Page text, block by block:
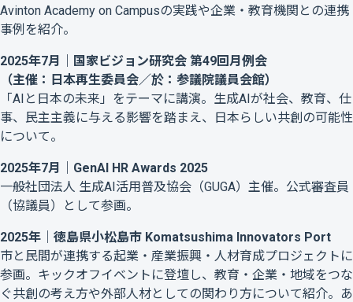
Avinton Academy on Campusの実践や企業・教育機関との連携
事例を紹介。
2025年7月｜国家ビジョン研究会 第49回月例会
（主催：日本再生委員会／於：参議院議員会館）
「AIと日本の未来」をテーマに講演。生成AIが社会、教育、仕
事、民主主義に与える影響を踏まえ、日本らしい共創の可能性
について。
2025年7月｜GenAI HR Awards 2025
一般社団法人 生成AI活用普及協会（GUGA）主催。公式審査員
（協議員）として参画。
2025年｜徳島県小松島市 Komatsushima Innovators Port
市と民間が連携する起業・産業振興・人材育成プロジェクトに
参画。キックオフイベントに登壇し、教育・企業・地域をつな
ぐ共創の考え方や外部人材としての関わり方について紹介。あ